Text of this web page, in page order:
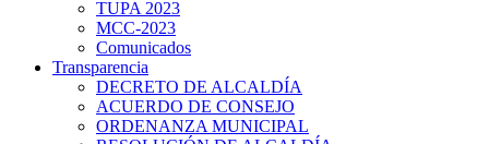
TUPA 2023
MCC-2023
Comunicados
Transparencia
DECRETO DE ALCALDÍA
ACUERDO DE CONSEJO
ORDENANZA MUNICIPAL